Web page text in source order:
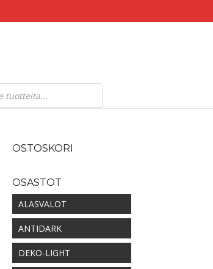
OSTOSKORI
OSASTOT
ALASVALOT
ANTIDARK
DEKO-LIGHT